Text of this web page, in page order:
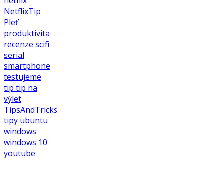
NetflixTip
Pleť
produktivita
recenze scifi
serial
smartphone
testujeme
tip tip na
výlet
TipsAndTricks
tipy ubuntu
windows
windows 10
youtube